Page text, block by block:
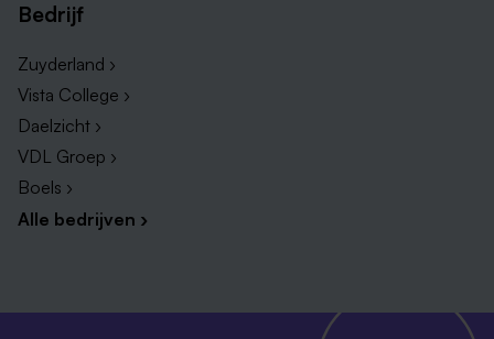
Bedrijf
Zuyderland ›
Vista College ›
Daelzicht ›
VDL Groep ›
Boels ›
Alle bedrijven ›